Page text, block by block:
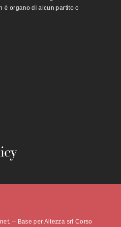
è organo di alcun partito o
– Base per Altezza srl Corso